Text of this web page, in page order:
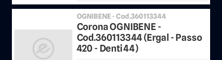
OGNIBENE - Cod.360113344
Corona OGNIBENE -
Cod.360113344 (Ergal - Passo
420 - Denti 44)